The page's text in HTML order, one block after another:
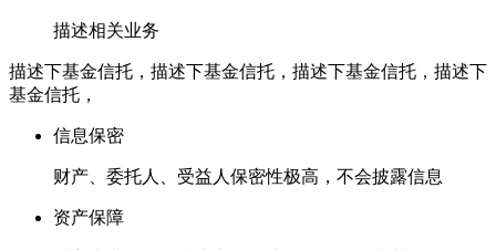
描述相关业务
描述下基金信托，描述下基金信托，描述下基金信托，描述下
基金信托，
信息保密
财产、委托人、受益人保密性极高，不会披露信息
资产保障